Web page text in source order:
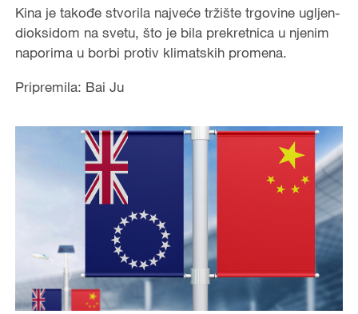
Kina je takođe stvorila najveće tržište trgovine ugljen-
dioksidom na svetu, što je bila prekretnica u njenim
naporima u borbi protiv klimatskih promena.
Pripremila: Bai Ju